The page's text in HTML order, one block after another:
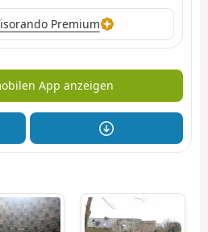
Premium
App anzeigen